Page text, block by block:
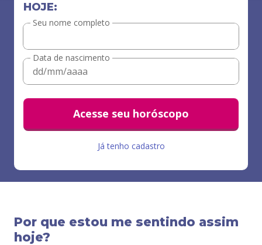
HOJE:
Seu nome completo
Data de nascimento
Acesse seu horóscopo
Já tenho cadastro
Por que estou me sentindo assim
hoje?